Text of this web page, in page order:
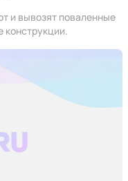
и вывозят поваленные